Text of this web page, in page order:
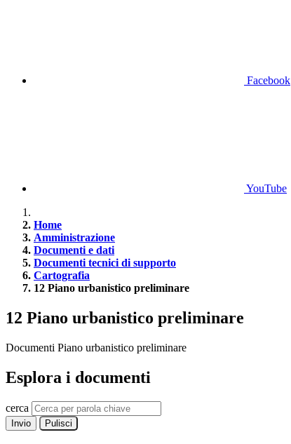
Facebook
YouTube
Home
Amministrazione
Documenti e dati
Documenti tecnici di supporto
Cartografia
12 Piano urbanistico preliminare
12 Piano urbanistico preliminare
Documenti Piano urbanistico preliminare
Esplora i documenti
cerca
Invio Pulisci